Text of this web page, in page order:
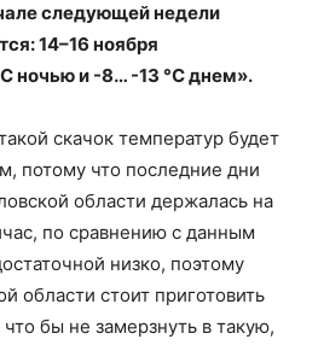
следующей недели
14–16 ноября
ночью и -8… -13 °С днем».
скачок температур будет
потому что последние дни
области держалась на
по сравнению с данным
низко, поэтому
области стоит приготовить
бы не замерзнуть в такую,